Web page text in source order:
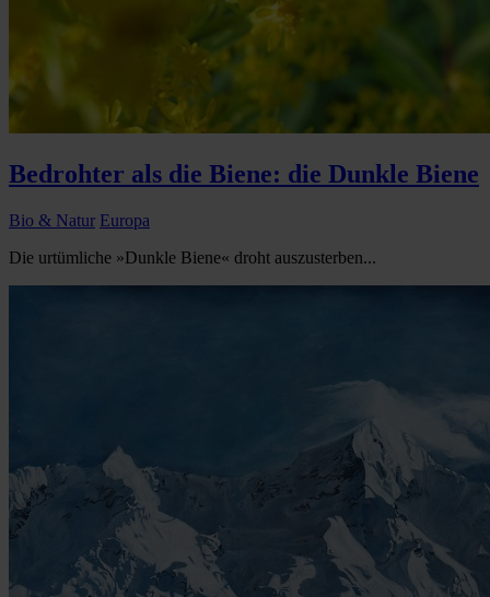
Bedrohter als die Biene: die Dunkle Biene
Bio & Natur Europa
Die urtümliche »Dunkle Biene« droht auszusterben...